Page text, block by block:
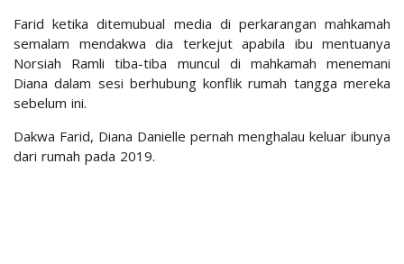
Farid ketika ditemubual media di perkarangan mahkamah
semalam mendakwa dia terkejut apabila ibu mentuanya
Norsiah Ramli tiba-tiba muncul di mahkamah menemani
Diana dalam sesi berhubung konflik rumah tangga mereka
sebelum ini.
Dakwa Farid, Diana Danielle pernah menghalau keluar ibunya
dari rumah pada 2019.